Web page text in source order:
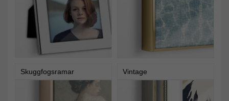
Skuggfogsramar Vintage